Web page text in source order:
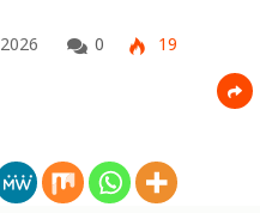
0
19